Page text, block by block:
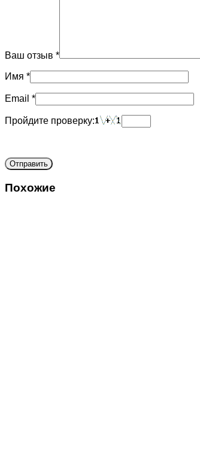
Ваш отзыв *
Имя *
Email *
Пройдите проверку:
Похожие